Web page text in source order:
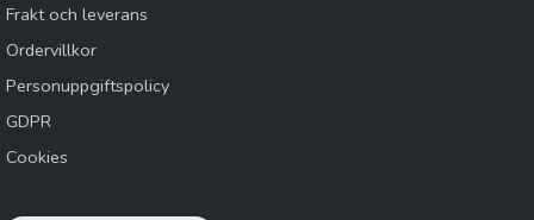
Frakt och leverans
Ordervillkor
Personuppgiftspolicy
GDPR
Cookies